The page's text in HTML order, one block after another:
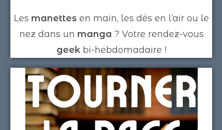
Les manettesen main, les dés en l’air ou le
nez dans un manga ? Votre rendez-vous
geek bi-hebdomadaire !